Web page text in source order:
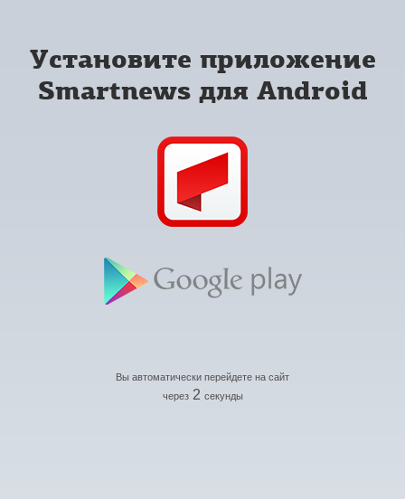
Установите приложение
Smartnews для Android
Вы автоматически перейдете на сайт
через 2 секунды